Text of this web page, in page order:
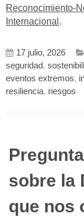
Reconocimiento-
Internacional .
17 julio, 2026
seguridad,
eventos extremos,
resiliencia, riesgos
sobre la
que nos